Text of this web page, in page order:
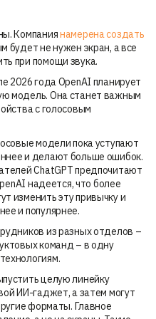
Компаниянамерена создать
будет не нужен экран, а все
при помощи звука.
2026 года OpenAI планирует
модель. Она станет важным
с голосовым
модели пока уступают
и делают больше ошибок.
ChatGPT предпочитают
надеется, что более
изменить эту привычку и
и популярнее.
из разных отделов –
команд – в одну
целую линейку
ИИ-гаджет, а затем могут
форматы. Главное